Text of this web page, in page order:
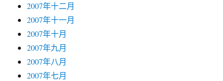
2007年十二月
2007年十一月
2007年十月
2007年九月
2007年八月
2007年七月